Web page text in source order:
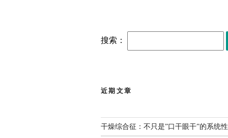
搜索：
近期文章
干燥综合征：不只是”口干眼干”的系统